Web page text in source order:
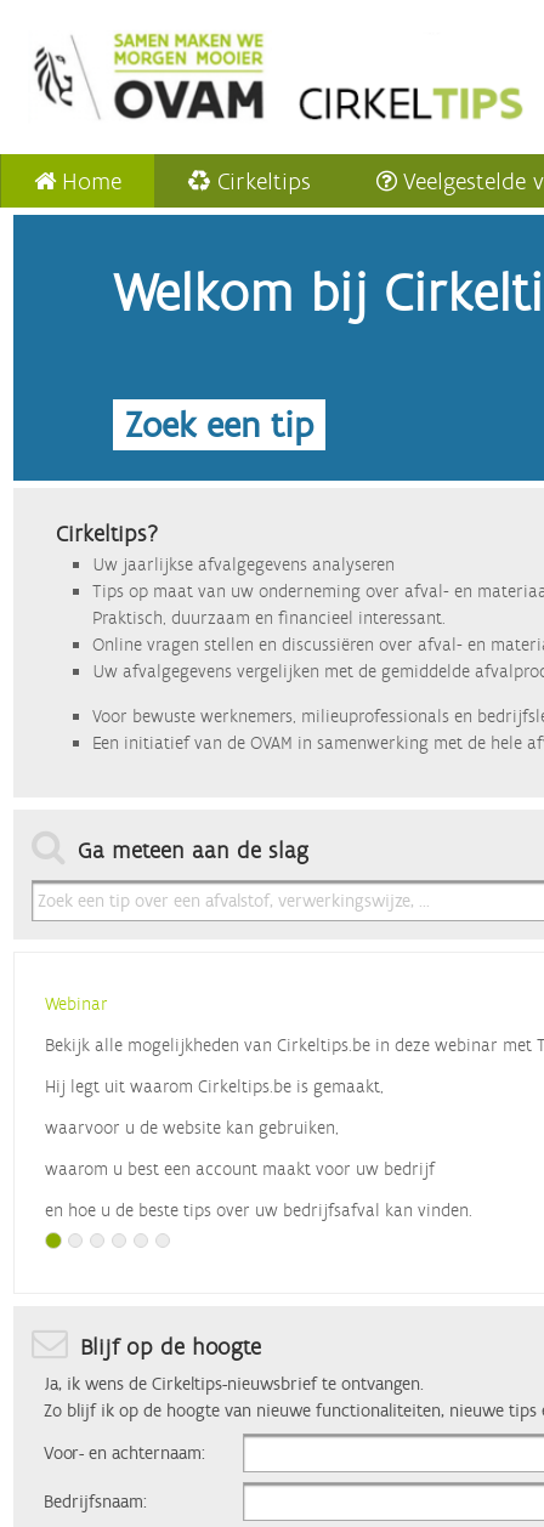
Home Cirkeltips Veelgestelde
Welkom bij
Zoek een tip
Cirkeltips?
Uw jaarlijkse afvalgegevens analyseren
Tips op maat van uw onderneming over afval- en
Praktisch, duurzaam en financieel interessant.
Online vragen stellen en discussiëren over afval- en
Uw afvalgegevens vergelijken met de gemiddelde
Voor bewuste werknemers, milieuprofessionals en
Een initiatief van de OVAM in samenwerking met de hele
Ga meteen aan de slag
Webinar
Bekijk alle mogelijkheden van Cirkeltips.be in deze webinar met
Hij legt uit waarom Cirkeltips.be is gemaakt,
waarvoor u de website kan gebruiken,
waarom u best een account maakt voor uw bedrijf
en hoe u de beste tips over uw bedrijfsafval kan vinden.
Blijf op de hoogte
Ja, ik wens de Cirkeltips-nieuwsbrief te ontvangen.
Zo blijf ik op de hoogte van nieuwe functionaliteiten, nieuwe tips
Voor- en achternaam:
Bedrijfsnaam: